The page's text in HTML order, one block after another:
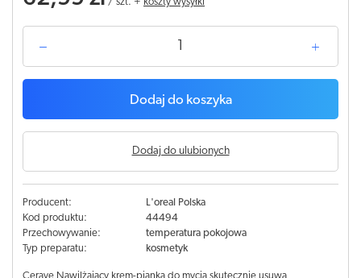
Dodaj do koszyka
Dodaj do ulubionych
Producent:
L'oreal Polska
Kod produktu:
44494
Przechowywanie:
temperatura pokojowa
Typ preparatu:
kosmetyk